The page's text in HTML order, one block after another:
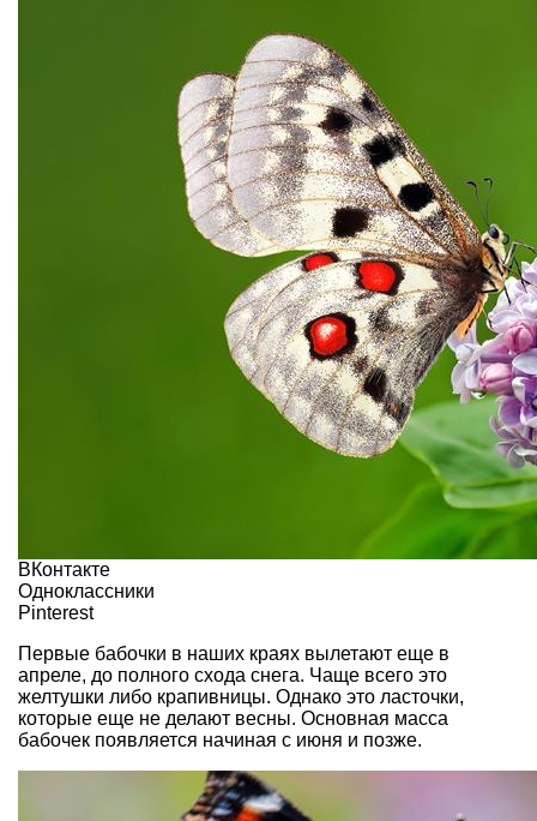
ВКонтакте
Одноклассники
Pinterest
Первые бабочки в наших краях вылетают еще в
апреле, до полного схода снега. Чаще всего это
желтушки либо крапивницы. Однако это ласточки,
которые еще не делают весны. Основная масса
бабочек появляется начиная с июня и позже.